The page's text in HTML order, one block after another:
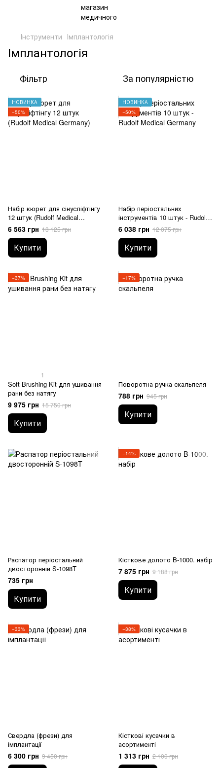
Інструменти Імплантологія
Імплантологія
Фільтр За популярністю
НОВИНКА
−50%
Набір кюрет для сінусліфтінгу
12 штук (Rudolf Medical
Germany)
6 563 грн 13 125 грн
Купити
НОВИНКА
−50%
Набір періостальних
інструментів 10 штук - Rudolf
Medical Germany
6 038 грн 12 075 грн
Купити
−37%
1
Soft Brushing Kit для ушивання
рани без натягу
9 975 грн 15 750 грн
Купити
−17%
Поворотна ручка скальпеля
788 грн 945 грн
Купити
Распатор періостальний
двосторонній S-1098T
735 грн
Купити
−14%
Кісткове долото B-1000. набір
7 875 грн 9 188 грн
Купити
−33%
Свердла (фрези) для
імплантації
6 300 грн 9 450 грн
−38%
Кісткові кусачки в
асортименті
1 313 грн 2 100 грн